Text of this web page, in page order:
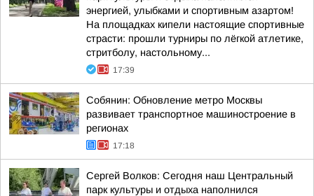
энергией, улыбками и спортивным азартом!
На площадках кипели настоящие спортивные
страсти: прошли турниры по лёгкой атлетике,
стритболу, настольному...
17:39
Собянин: Обновление метро Москвы
развивает транспортное машиностроение в
регионах
17:18
Сергей Волков: Сегодня наш Центральный
парк культуры и отдыха наполнился